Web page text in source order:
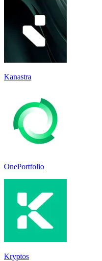
Kanastra
OnePortfolio
Kryptos